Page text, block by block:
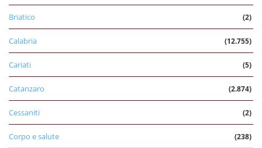
Briatico (2)
Calabria (12.755)
Cariati (5)
Catanzaro (2.874)
Cessaniti (2)
Corpo e salute (238)